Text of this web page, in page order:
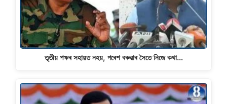
তৃতীয় পক্ষৰ সহায়ত নহয়, পৰেশ বৰুৱাৰ সৈতে নিজে কথা…